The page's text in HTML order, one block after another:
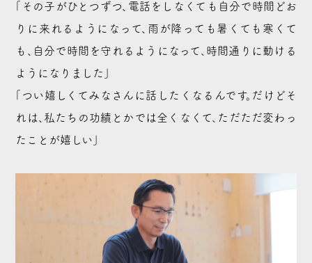
「その子がひとつずつ、電話をしなくても自分で時間どお
りに来れるようになって、雨が降っても暑くても寒くて
も、自分で時間を守れるようになって、時間通りに動ける
ようになりました」
「つい嬉しくてみなさんに話したくなるんです。だけどそ
れは、私たちの功績とかでは全くなくて、ただただ変わっ
たことが嬉しい」